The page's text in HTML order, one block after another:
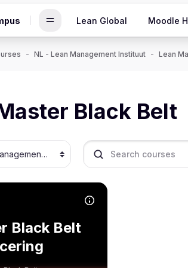
Lean Global Moodle
NL - Lean Management Instituut Lean
Black Belt
Search courses
voor het
Programme
Belt). Als je dit
Master Black Belt certificering
name
Black Belt